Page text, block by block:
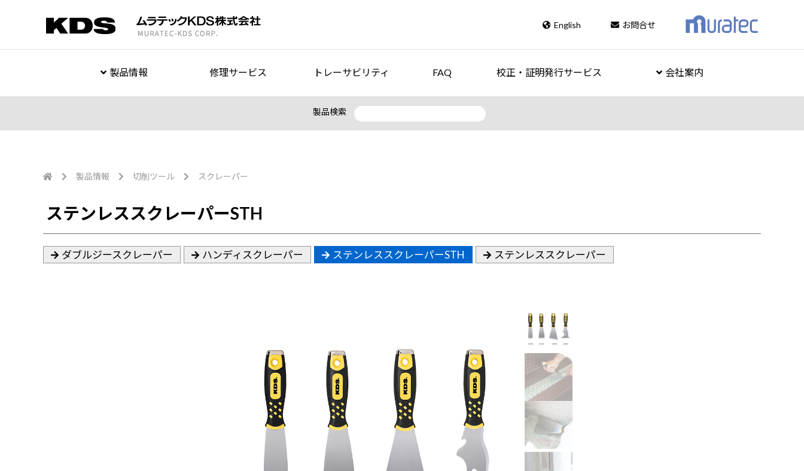
English お問合せ
製品情報 修理サービス トレーサビリティ FAQ 校正・証明発行サービス 会社案内
製品検索
製品情報 切削ツール スクレーパー
ステンレススクレーパーSTH
ダブルジースクレーパー ハンディスクレーパー ステンレススクレーパーSTH ステンレススクレーパー